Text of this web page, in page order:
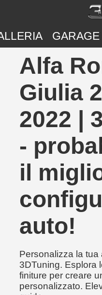
GARAGE
Alfa
Giulia
2022 |
-
il
auto!
Personalizza la tua
3DTuning. Esplora
finiture per creare
personalizzato.